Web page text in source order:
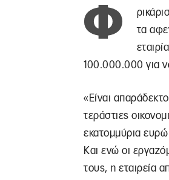
Φ
τα
100.000.000 για
«Είναι
τεράστιες
εκατομμύρια
Και ενώ οι
τους, η εταιρεία